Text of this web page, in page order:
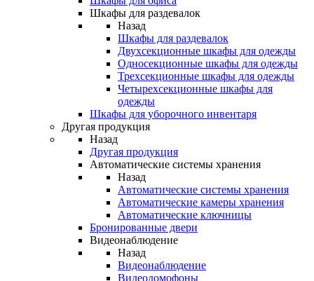
Шкафы для раздевалок
Назад
Шкафы для раздевалок
Двухсекционные шкафы для одежды
Односекционные шкафы для одежды
Трехсекционные шкафы для одежды
Четырехсекционные шкафы для
одежды
Шкафы для уборочного инвентаря
Другая продукция
Назад
Другая продукция
Автоматические системы хранения
Назад
Автоматические системы хранения
Автоматические камеры хранения
Автоматические ключницы
Бронированные двери
Видеонаблюдение
Назад
Видеонаблюдение
Видеодомофоны